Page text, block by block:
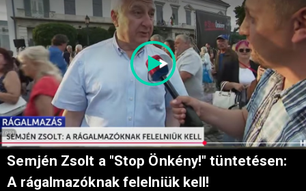
Semjén Zsolt a "Stop Önkény!" tüntetésen:
A rágalmazóknak felelniük kell!